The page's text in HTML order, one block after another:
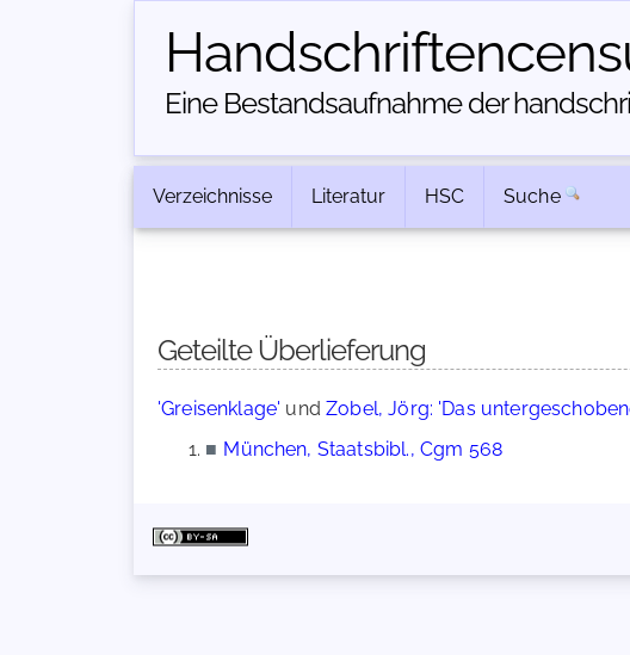
Eine Bestandsaufnahme der
Verzeichnisse Literatur HSC Suche
Geteilte Überlieferung
'Greisenklage' undZobel, Jörg: 'Das
■ München, Staatsbibl., Cgm 568